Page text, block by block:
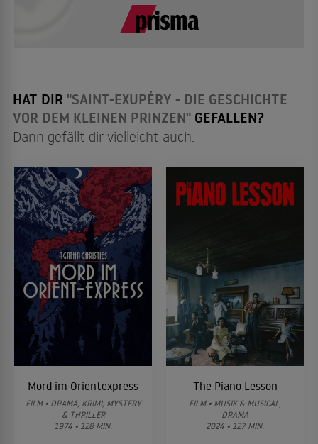
HAT DIR "SAINT-EXUPÉRY - DIE GESCHICHTE
VOR DEM KLEINEN PRINZEN" GEFALLEN?
Dann gefällt dir vielleicht auch:
Mord im Orientexpress
FILM • DRAMA, KRIMI, MYSTERY
& THRILLER
1974 • 128 MIN.
The Piano Lesson
FILM • MUSIK & MUSICAL,
DRAMA
2024 • 127 MIN.